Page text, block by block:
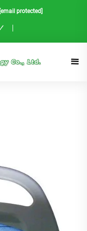
[email protected]